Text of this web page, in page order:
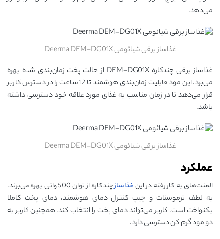
می‌دهد.
غذاساز برقی شیائومی Deerma DEM-DG01X
غذاساز برقی چندکاره DEM-DG01X از حالت پخت زمان‌بندی شده بهره
می‌برد. این مود قابلیت زمان‌بندی هوشمند تا 12 ساعت را در دسترس کاربر
قرار می‌دهد تا در زمان مناسب به غذای مورد علاقه خود دسترسی داشته
باشد.
غذاساز برقی شیائومی Deerma DEM-DG01X
عملکرد
المنت‌های به کار رفته در اینغذاساز
چندکاره از توان 500 واتی بهره می‌برند.
به لطف ترموستات و چیپ کنترل دمای هوشمند، دمای پخت کاملا
یکنواخت است. کاربر می‌تواند دمای پخت را انتخاب کند. همچنین کاربر به
دو مود گرم کن دسترسی دارد.